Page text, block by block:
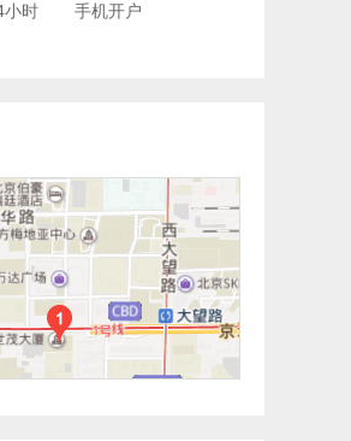
小时 手机开户